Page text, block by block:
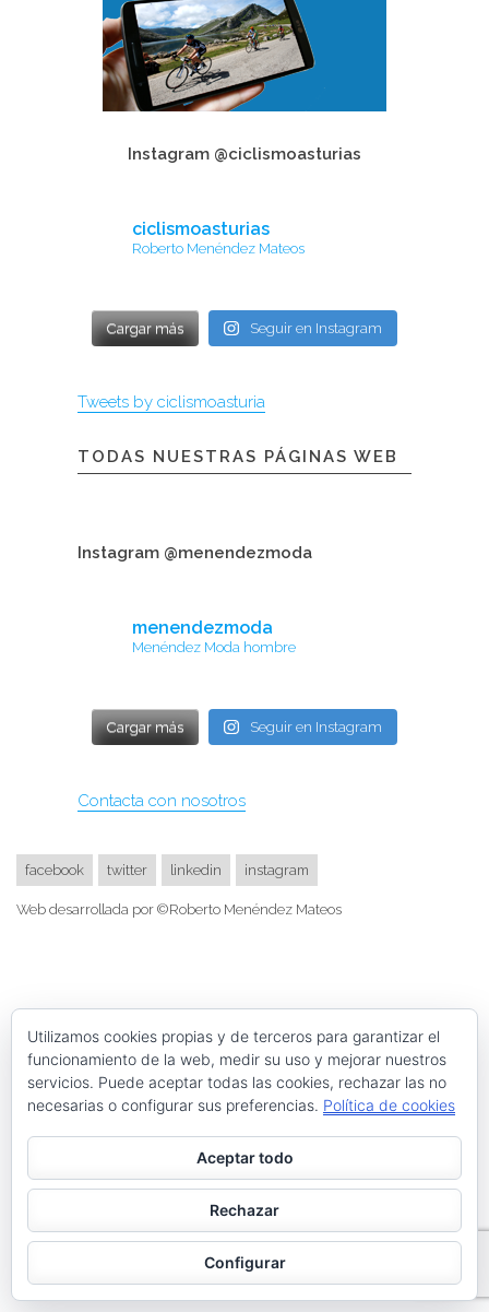
Instagram @ciclismoasturias
ciclismoasturias
Roberto Menéndez Mateos
Cargar más Seguir en Instagram
Tweets by ciclismoasturia
TODAS NUESTRAS PÁGINAS WEB
Instagram @menendezmoda
menendezmoda
Menéndez Moda hombre
Cargar más Seguir en Instagram
Contacta con nosotros
facebook twitter linkedin instagram
Web desarrollada por ©Roberto Menéndez Mateos
Utilizamos cookies propias y de terceros para garantizar el
funcionamiento de la web, medir su uso y mejorar nuestros
servicios. Puede aceptar todas las cookies, rechazar las no
necesarias o configurar sus preferencias. Política de cookies
Aceptar todo
Rechazar
Configurar